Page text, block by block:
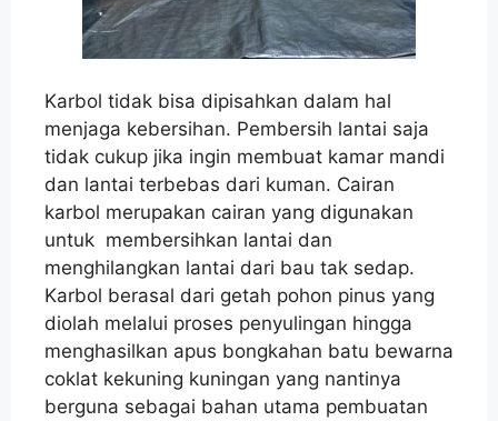
Karbol tidak bisa dipisahkan dalam hal
menjaga kebersihan. Pembersih lantai saja
tidak cukup jika ingin membuat kamar mandi
dan lantai terbebas dari kuman. Cairan
karbol merupakan cairan yang digunakan
untuk membersihkan lantai dan
menghilangkan lantai dari bau tak sedap.
Karbol berasal dari getah pohon pinus yang
diolah melalui proses penyulingan hingga
menghasilkan apus bongkahan batu bewarna
coklat kekuning kuningan yang nantinya
berguna sebagai bahan utama pembuatan